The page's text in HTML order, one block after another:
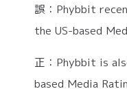
誤：Phybbit
the US-based
正：Phybbit is
based Media